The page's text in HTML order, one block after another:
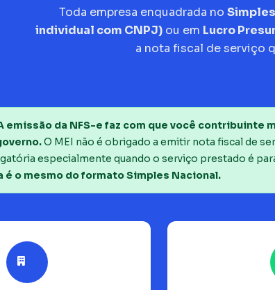
Toda empresa enquadrada no
individual com CNPJ) ou em Lucro
a nota fiscal de serviço
emissão da NFS-e faz com que você
O MEI não é obrigado a emitir nota fiscal de
especialmente quando o serviço prestado é
é o mesmo do formato Simples Nacional.